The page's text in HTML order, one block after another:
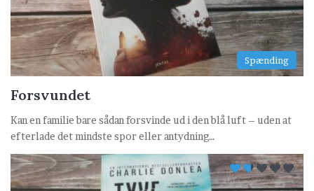
Spænding
Forsvundet
Kan en familie bare sådan forsvinde ud i den blå luft – uden at
efterlade det mindste spor eller antydning…